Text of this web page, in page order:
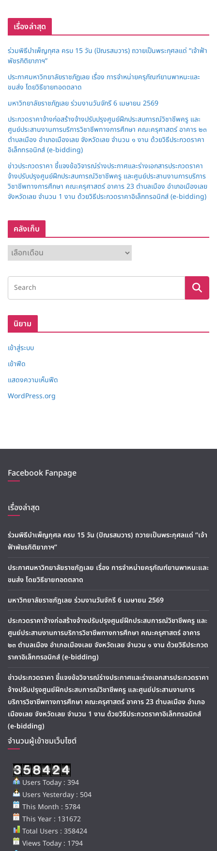
เรื่องล่าสุด
ร่วมพิธีบำเพ็ญกุศล ครบ 15 วัน (ปัณรสมวาร) ถวายเป็นพระกุศลแด่ “เจ้าฟ้า
พัชรกิติยาภาฯ”
ประกาศมหาวิทยาลัยราชภัฏเลย เรื่อง การจำหน่ายครุภัณฑ์ยานพาหนะและ
ขนส่ง โดยวิธีขายทอดตลาด
มหาวิทยาลัยราชภัฏเลย ร่วมงานวันจักรี 6 เมษายน 2569
ประกวดราคาจ้างก่อสร้างจ้างปรับปรุงศูนย์ฝึกประสบการณ์วิชาชีพครู และ
ศูนย์ประสานงานการบริการวิชาชีพทางการศึกษา คณะครุศาสตร์ อาคาร ๒๓
ตำบลเมือง อำเภอเมืองเลย จังหวัดเลย จำนวน ๑ งาน ด้วยวิธีประกวดราคา
อิเล็กทรอนิกส์ (e-bidding)
ข่าวประกวดราคา ชี้แจงข้อวิจารณ์ร่างประกาศและร่างเอกสารประกวดราคา
จ้างปรับปรุงศูนย์ฝึกประสบการณ์วิชาชีพครู และศูนย์ประสานงานการบริการ
วิชาชีพทางการศึกษา คณะครุศาสตร์ อาคาร 23 ตำบลเมือง อำเภอเมืองเลย
จังหวัดเลย จำนวน 1 งาน ด้วยวิธีประกวดราคาอิเล็กทรอนิกส์ (e-bidding)
คลังเก็บ
ลั
ง
ก็
นิยาม
เข้าสู่ระบบ
เข้าฟีด
แสดงความเห็นฟีด
WordPress.org
Facebook Fanpage
เรื่องล่าสุด
ร่วมพิธีบำเพ็ญกุศล ครบ 15 วัน (ปัณรสมวาร) ถวายเป็นพระกุศลแด่ “เจ้า
ฟ้าพัชรกิติยาภาฯ”
ประกาศมหาวิทยาลัยราชภัฏเลย เรื่อง การจำหน่ายครุภัณฑ์ยานพาหนะและ
ขนส่ง โดยวิธีขายทอดตลาด
มหาวิทยาลัยราชภัฏเลย ร่วมงานวันจักรี 6 เมษายน 2569
ประกวดราคาจ้างก่อสร้างจ้างปรับปรุงศูนย์ฝึกประสบการณ์วิชาชีพครู และ
ศูนย์ประสานงานการบริการวิชาชีพทางการศึกษา คณะครุศาสตร์ อาคาร
๒๓ ตำบลเมือง อำเภอเมืองเลย จังหวัดเลย จำนวน ๑ งาน ด้วยวิธีประกวด
ราคาอิเล็กทรอนิกส์ (e-bidding)
ข่าวประกวดราคา ชี้แจงข้อวิจารณ์ร่างประกาศและร่างเอกสารประกวดราคา
จ้างปรับปรุงศูนย์ฝึกประสบการณ์วิชาชีพครู และศูนย์ประสานงานการ
บริการวิชาชีพทางการศึกษา คณะครุศาสตร์ อาคาร 23 ตำบลเมือง อำเภอ
เมืองเลย จังหวัดเลย จำนวน 1 งาน ด้วยวิธีประกวดราคาอิเล็กทรอนิกส์
(e-bidding)
จำนวนผู้เข้าชมเว็บไซต์
Users Today : 394
Users Yesterday : 504
This Month : 5784
This Year : 131672
Total Users : 358424
Views Today : 1794